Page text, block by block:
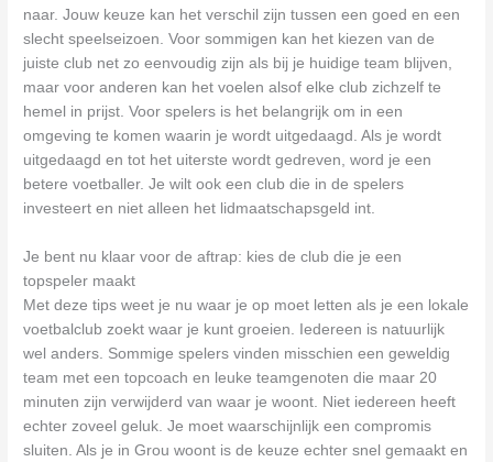
naar. Jouw keuze kan het verschil zijn tussen een goed en een
slecht speelseizoen. Voor sommigen kan het kiezen van de
juiste club net zo eenvoudig zijn als bij je huidige team blijven,
maar voor anderen kan het voelen alsof elke club zichzelf te
hemel in prijst. Voor spelers is het belangrijk om in een
omgeving te komen waarin je wordt uitgedaagd. Als je wordt
uitgedaagd en tot het uiterste wordt gedreven, word je een
betere voetballer. Je wilt ook een club die in de spelers
investeert en niet alleen het lidmaatschapsgeld int.
Je bent nu klaar voor de aftrap: kies de club die je een
topspeler maakt
Met deze tips weet je nu waar je op moet letten als je een lokale
voetbalclub zoekt waar je kunt groeien. Iedereen is natuurlijk
wel anders. Sommige spelers vinden misschien een geweldig
team met een topcoach en leuke teamgenoten die maar 20
minuten zijn verwijderd van waar je woont. Niet iedereen heeft
echter zoveel geluk. Je moet waarschijnlijk een compromis
sluiten. Als je in Grou woont is de keuze echter snel gemaakt en